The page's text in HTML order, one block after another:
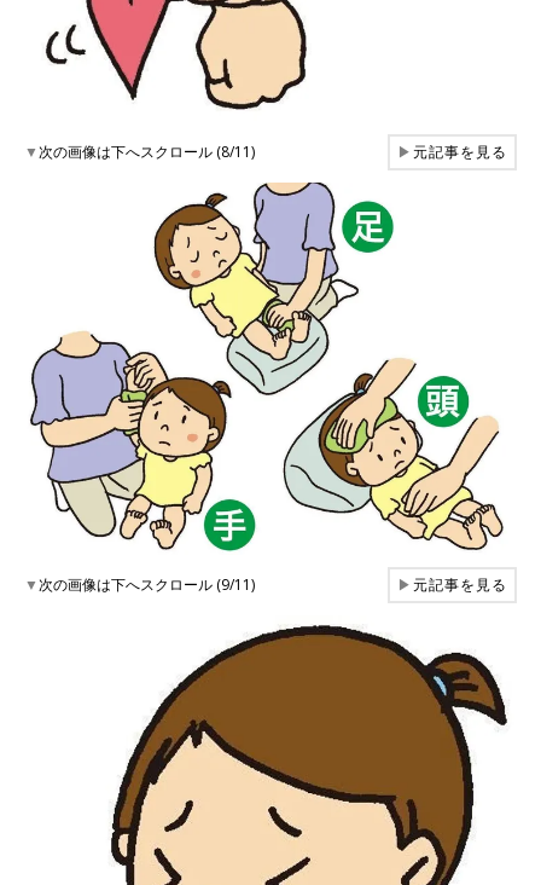
▼次の画像は下へスクロール (8/11) ▶元記事を見る
▼次の画像は下へスクロール (9/11) ▶元記事を見る